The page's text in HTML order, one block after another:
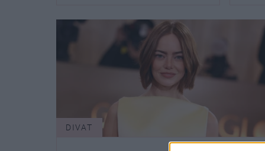
DIVAT